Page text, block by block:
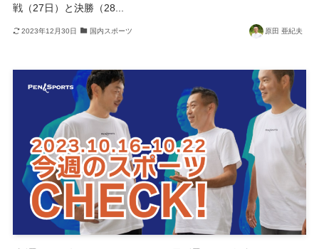
戦（27日）と決勝（28...
2023年12月30日 国内スポーツ 原田 亜紀夫